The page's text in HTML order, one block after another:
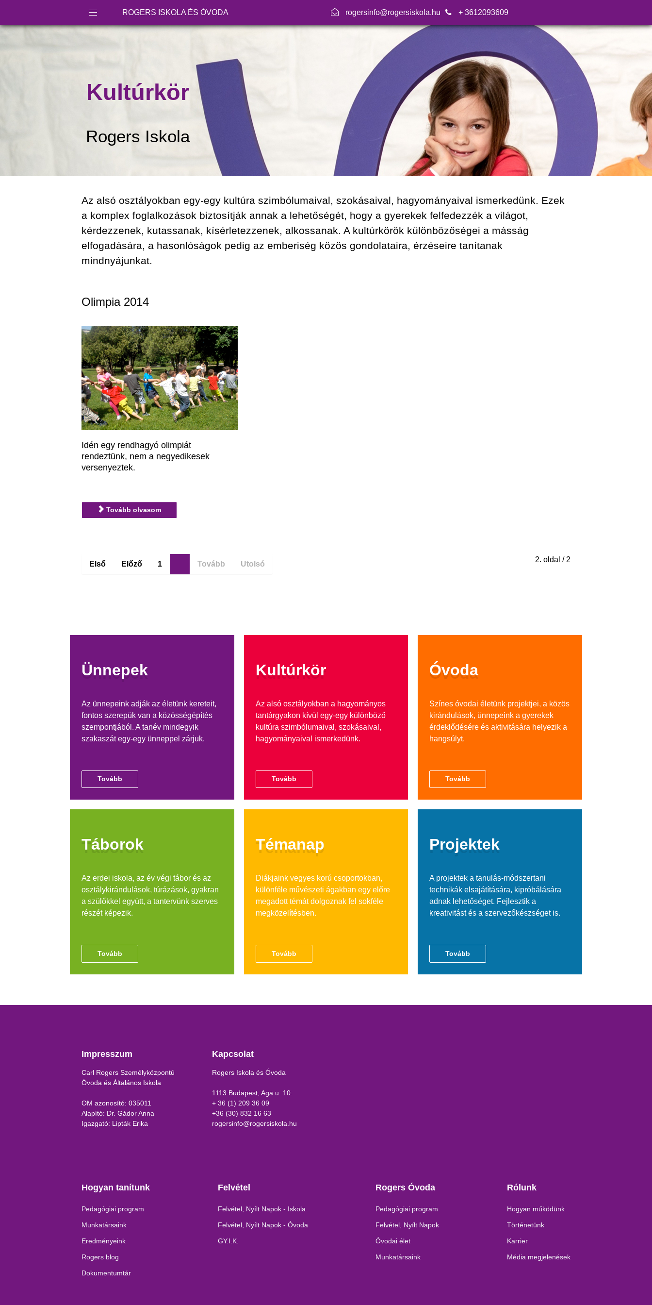
ROGERS ISKOLA ÉS ÓVODA rogersinfo@rogersiskola.hu + 3612093609
Kultúrkör
Rogers Iskola
Az alsó osztályokban egy-egy kultúra szimbólumaival, szokásaival, hagyományaival ismerkedünk. Ezek
a komplex foglalkozások biztosítják annak a lehetőségét, hogy a gyerekek felfedezzék a világot,
kérdezzenek, kutassanak, kísérletezzenek, alkossanak. A kultúrkörök különbözőségei a másság
elfogadására, a hasonlóságok pedig az emberiség közös gondolataira, érzéseire tanítanak
mindnyájunkat.
Olimpia 2014
Idén egy rendhagyó olimpiát
rendeztünk, nem a negyedikesek
versenyeztek.
Tovább olvasom
2. oldal / 2
Első Előző 1 Tovább Utolsó
Ünnepek
Az ünnepeink adják az életünk kereteit,
fontos szerepük van a közösségépítés
szempontjából. A tanév mindegyik
szakaszát egy-egy ünneppel zárjuk.
Tovább
Kultúrkör
Az alsó osztályokban a hagyományos
tantárgyakon kívül egy-egy különböző
kultúra szimbólumaival, szokásaival,
hagyományaival ismerkedünk.
Tovább
Óvoda
Színes óvodai életünk projektjei, a közös
kirándulások, ünnepeink a gyerekek
érdeklődésére és aktivitására helyezik a
hangsúlyt.
Tovább
Táborok
Az erdei iskola, az év végi tábor és az
osztálykirándulások, túrázások, gyakran
a szülőkkel együtt, a tantervünk szerves
részét képezik.
Tovább
Témanap
Diákjaink vegyes korú csoportokban,
különféle művészeti ágakban egy előre
megadott témát dolgoznak fel sokféle
megközelítésben.
Tovább
Projektek
A projektek a tanulás-módszertani
technikák elsajátítására, kipróbálására
adnak lehetőséget. Fejlesztik a
kreativitást és a szervezőkészséget is.
Tovább
Impresszum
Carl Rogers Személyközpontú
Óvoda és Általános Iskola
OM azonosító: 035011
Alapító: Dr. Gádor Anna
Igazgató: Lipták Erika
Kapcsolat
Rogers Iskola és Óvoda
1113 Budapest, Aga u. 10.
+ 36 (1) 209 36 09
+36 (30) 832 16 63
rogersinfo@rogersiskola.hu
Hogyan tanítunk
Pedagógiai program
Munkatársaink
Eredményeink
Rogers blog
Dokumentumtár
Felvétel
Felvétel, Nyílt Napok - Iskola
Felvétel, Nyílt Napok - Óvoda
GY.I.K.
Rogers Óvoda
Pedagógiai program
Felvétel, Nyílt Napok
Óvodai élet
Munkatársaink
Rólunk
Hogyan működünk
Történetünk
Karrier
Média megjelenések